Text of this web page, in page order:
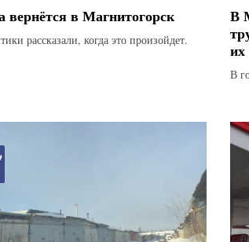
вернётся в Магнитогорск
рассказали, когда это произойдет.
В
В